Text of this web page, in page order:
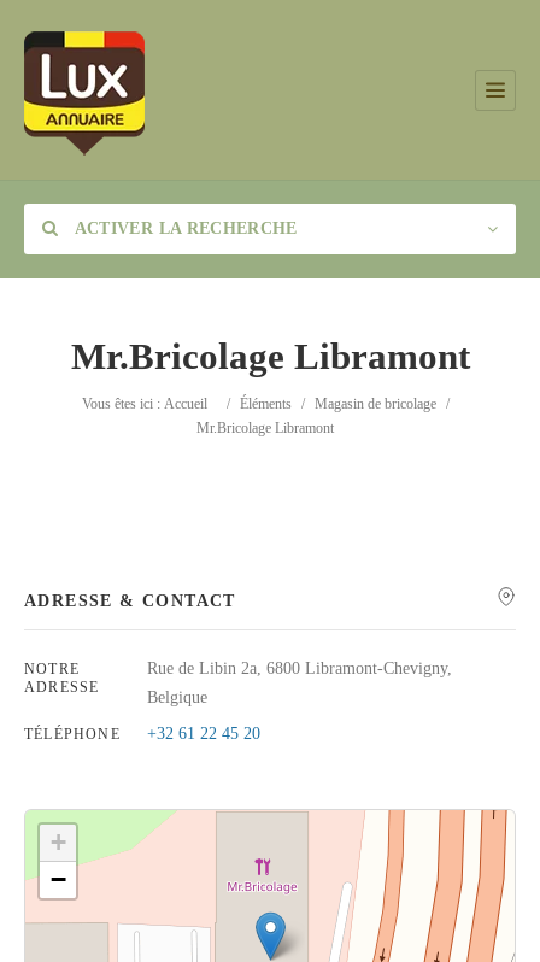
ACTIVER LA RECHERCHE
Catégorie
Rechercher
Mr.Bricolage Libramont
Vous êtes ici : Accueil / Éléments / Magasin de bricolage
/
Mr.Bricolage Libramont
ADRESSE & CONTACT
NOTRE
ADRESSE
Rue de Libin 2a, 6800 Libramont-Chevigny,
Belgique
TÉLÉPHONE +32 61 22 45 20
Cliquez sur le bouton pour afficher la carte.
+
−